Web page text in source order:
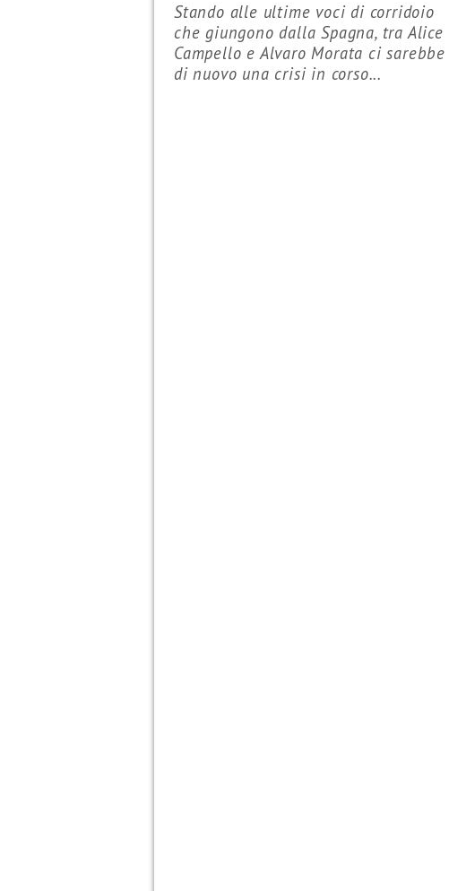
Stando alle ultime voci di corridoio
che giungono dalla Spagna, tra Alice
Campello e Alvaro Morata ci sarebbe
di nuovo una crisi in corso...